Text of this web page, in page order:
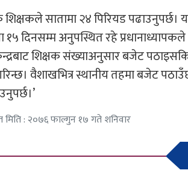
सातामा २४ पिरियड पढाउनुपर्छ।
१५ दिनसम्म अनुपस्थित रहे
शिक्षक संख्याअनुसार बजेट
वैशाखभित्र स्थानीय तहमा बजेट
मिति : २०७६ फाल्गुन १७ गते शनिवार